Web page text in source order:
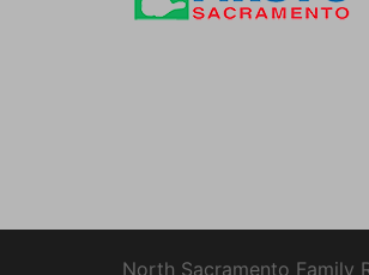
North Sacramento Family